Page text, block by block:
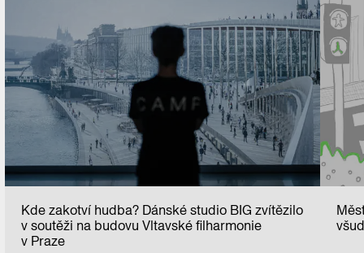
Kde zakotví hudba? Dánské studio BIG zvítězilo
v soutěži na budovu Vltavské filharmonie
v Praze